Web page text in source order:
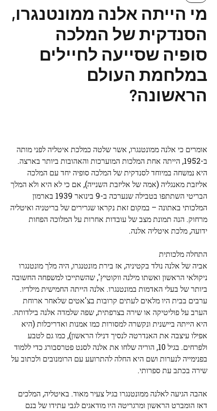
מי הייתה אלנה ממונטנגרו,
הסנדקית של המלכה
סופיה שסייעה לחיילים
במלחמת העולם
הראשונה?
אומרים כי אלנה ממונטנגרו, אשר שלטה כמלכת איטליה לפני מותה
ב-1952, הייתה אחת המלכות המוערכות והאהובות ביותר בארצה.
היא נמשחה במיוחד לסנדקית של המלכה סופיה יחד עם המלכה
אליזבת מאנגליה (אמה של אליזבת השנייה), אם כי לא היא ולא המלך
הבריטי השתתפו בטבילה שנערכה ב-9 בינואר 1939 בארמון
המלכותי באתונה – במקום זאת נקראו שגרירים של בריטניה ואיטליה
מרחוק. הנה תמונת מצב של עובדות אחרות על המלוכה הפחות
ידועה, מלכת איטליה אלנה.
התחלה מלכותית
אביה של אלנה נולד בקטיניה, אז בירת מונטנגרו, היה מלך מונטנגרו
ניקולאי הראשון ואשתו מילנה ווקוטיץ', שהשתייכו למשפחה החשובה
ביותר של בעלי האדמות במונטנגרו. אלנה הייתה החמישית מילדיו.
ערבים בבית היו מלאים לעתים קרובות בצ'אטים שלאחר ארוחת
הערב על פוליטיקה או שירה בצרפתית, שפה שלמדה אלנה בילדותה.
היא הייתה ביישנית ונקשרה למסורות כמו אמנות ואדריכלות (היא
אפילו עיצבה את האנדרטה לנסיך דנילו הראשון), כמו גם לטבע
ולפרחים. בגיל 10, הוריה שלחו את אלנה לסנט פטרסבורג כדי ללמוד
בפנימייה לנערות ושם היא החלה להתרועע עם הרומנובים ולכתוב על
שירה בכתב עת ספרותי.
אהבה הגיעה לאלנה ממונטנגרו בגיל צעיר מאוד. באיטליה, המלכים
דאז הומברט הראשון ומרגריטה היו מודאגים לגבי עתידו של בנם